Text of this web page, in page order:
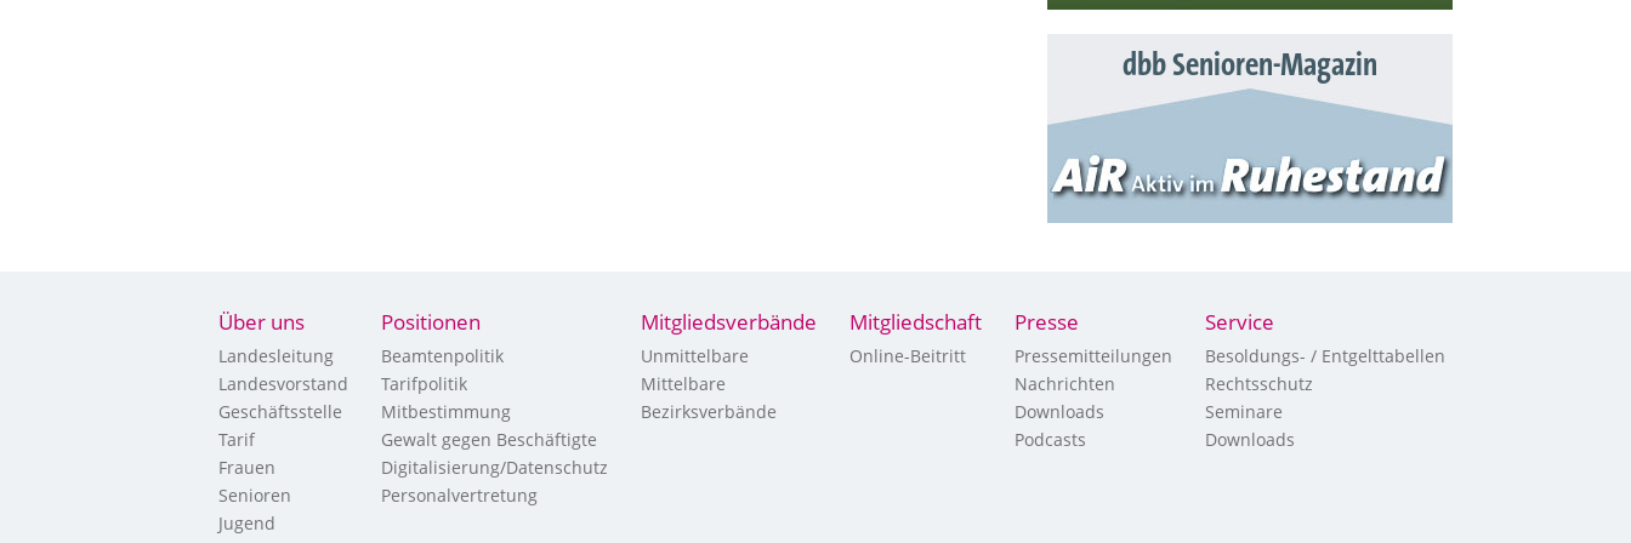
dbb Senioren-Magazin
Über uns
Landesleitung
Landesvorstand
Geschäftsstelle
Tarif
Frauen
Senioren
Jugend
Positionen
Beamtenpolitik
Tarifpolitik
Mitbestimmung
Gewalt gegen Beschäftigte
Digitalisierung/Datenschutz
Personalvertretung
Mitgliedsverbände
Unmittelbare
Mittelbare
Bezirksverbände
Mitgliedschaft
Online-Beitritt
Presse
Pressemitteilungen
Nachrichten
Downloads
Podcasts
Service
Besoldungs- / Entgelttabellen
Rechtsschutz
Seminare
Downloads